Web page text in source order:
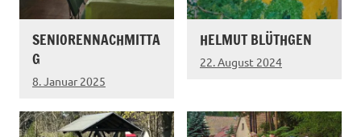
SENIORENNACHMITTA
G
8. Januar 2025
HELMUT BLÜTHGEN
22. August 2024